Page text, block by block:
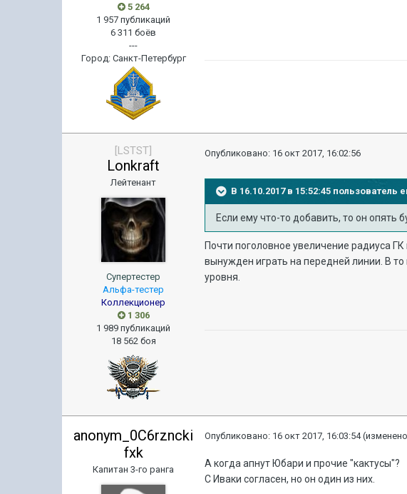
5 264
1 957 публикаций
6 311 боёв
---
Город: Санкт-Петербург
[LSTST]
Lonkraft
Лейтенант
Супертестер
Альфа-тестер
Коллекционер
1 306
1 989 публикаций
18 562 боя
Опубликовано: 16 окт 2017, 16:02:56
В 16.10.2017 в 15:52:45 пользователь
Если ему что-то добавить, то он опять
Почти поголовное увеличение радиуса
вынужден играть на передней линии. В
уровня.
anonym_0C6rzncki
fxk
Капитан 3-го ранга
Опубликовано: 16 окт 2017, 16:03:54
А когда апнут Юбари и прочие "кактусы"?
С Иваки согласен, но он один из них.